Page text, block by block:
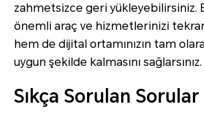
zahmetsizce geri yükleyebilirsiniz.
önemli araç ve hizmetlerinizi tekrar
hem de dijital ortamınızın tam
uygun şekilde kalmasını sağlarsınız.
Sıkça Sorulan Sorular